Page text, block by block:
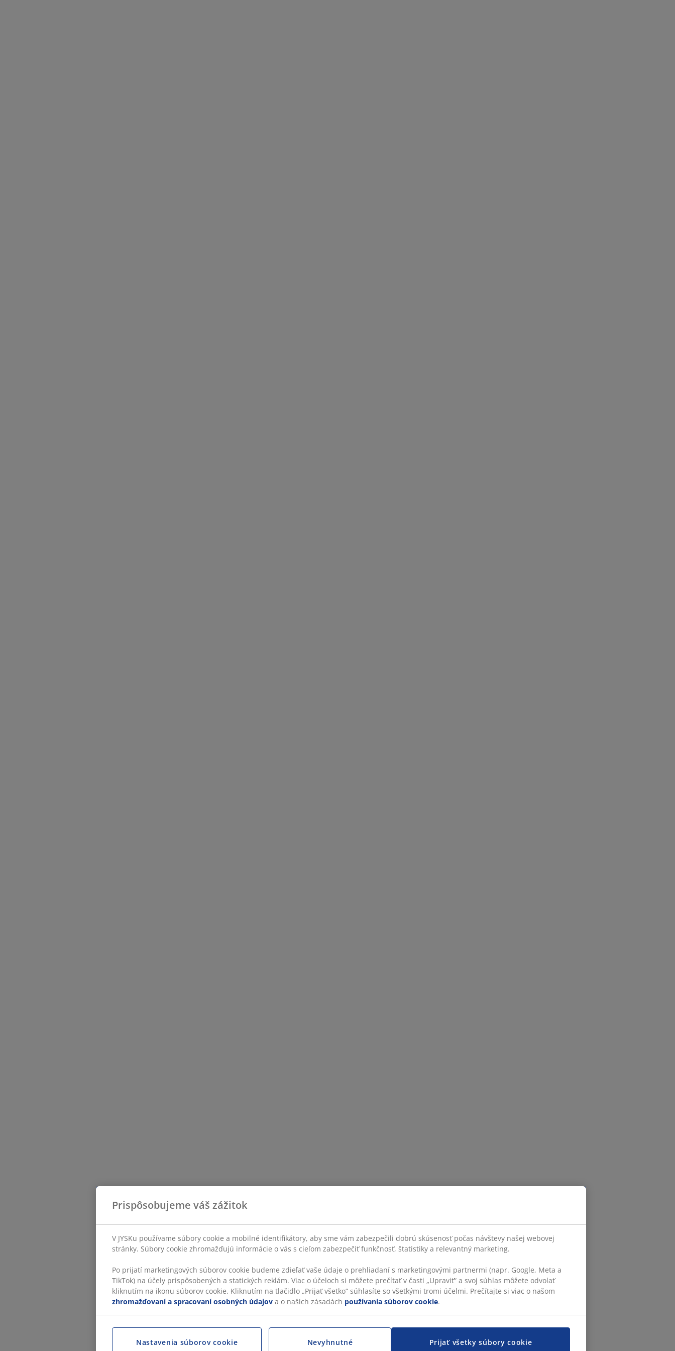
Prispôsobujeme váš zážitok
V JYSKu používame súbory cookie a mobilné identifikátory, aby sme vám zabezpečili dobrú skúsenosť počas návštevy našej webovej
stránky. Súbory cookie zhromažďujú informácie o vás s cieľom zabezpečiť funkčnosť, štatistiky a relevantný marketing.
Po prijatí marketingových súborov cookie budeme zdieľať vaše údaje o prehliadaní s marketingovými partnermi (napr. Google, Meta a
TikTok) na účely prispôsobených a statických reklám. Viac o účeloch si môžete prečítať v časti „Upraviť“ a svoj súhlas môžete odvolať
kliknutím na ikonu súborov cookie. Kliknutím na tlačidlo „Prijať všetko“ súhlasíte so všetkými tromi účelmi. Prečítajte si viac o našom
zhromažďovaní a spracovaní osobných údajov a o našich zásadách používania súborov cookie.
Prijať všetky súbory cookie
Nastavenia súborov cookie Nevyhnutné